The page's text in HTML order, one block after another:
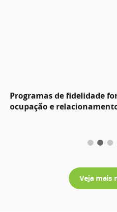
Programas de fidelidade
ocupação e
Veja mais